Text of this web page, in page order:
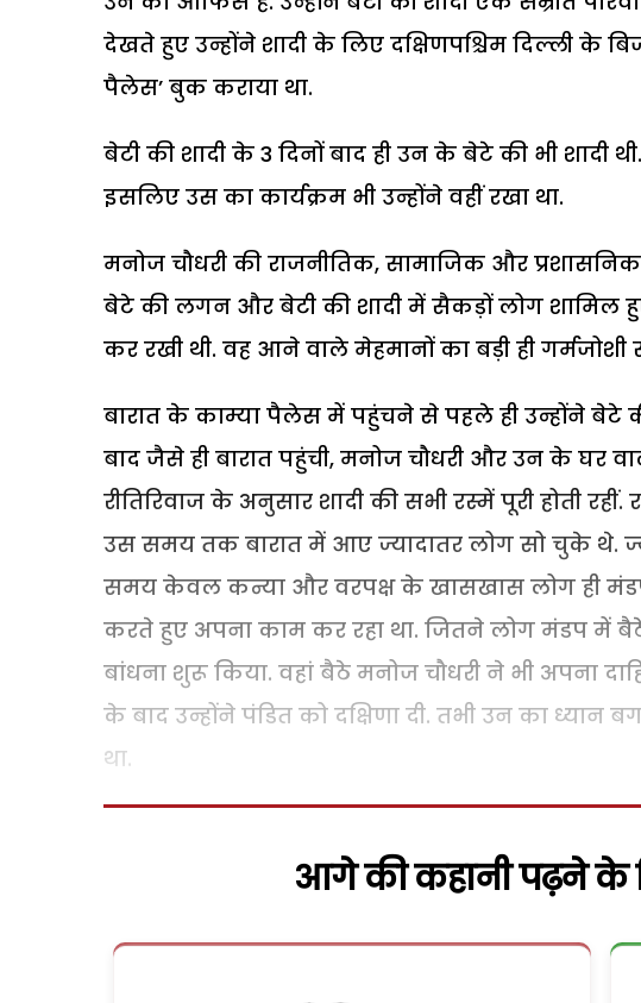
देखते हुए उन्होंने शादी के लिए दक्षिणपश्चिम दिल्ली के
पैलेस’ बुक कराया था.
बेटी की शादी के 3 दिनों बाद ही उन के बेटे की भी शादी
इसलिए उस का कार्यक्रम भी उन्होंने वहीं रखा था.
मनोज चौधरी की राजनीतिक, सामाजिक और
बेटे की लगन और बेटी की शादी में सैकड़ों लोग शामिल
कर रखी थी. वह आने वाले मेहमानों का बड़ी ही
बारात के काम्या पैलेस में पहुंचने से पहले ही उन्होंने बेटे
बाद जैसे ही बारात पहुंची, मनोज चौधरी और उन के घर
रीतिरिवाज के अनुसार शादी की सभी रस्में पूरी होती
उस समय तक बारात में आए ज्यादातर लोग सो चुके थे.
समय केवल कन्या और वरपक्ष के खासखास लोग ही मंडप
करते हुए अपना काम कर रहा था. जितने लोग मंडप में
बांधना शुरू किया. वहां बैठे मनोज चौधरी ने भी अपना
के बाद उन्होंने पंडित को दक्षिणा दी. तभी उन का
था.
आगे की कहानी पढ़ने के